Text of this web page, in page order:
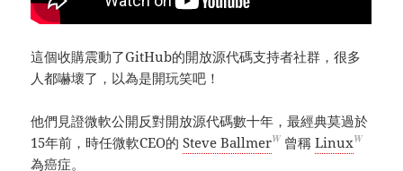
這個收購震動了GitHub的開放源代碼支持者社群，很多
人都嚇壞了，以為是開玩笑吧！
他們見證微軟公開反對開放源代碼數十年，最經典莫過於
15年前，時任微軟CEO的Steve BallmerW 曾稱LinuxW
為癌症。